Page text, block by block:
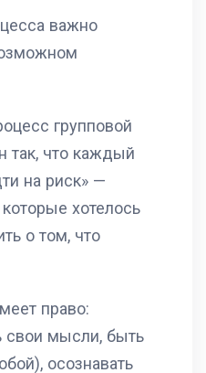
важно
групповой
так, что каждый
на риск» —
хотелось
о том, что
право:
свои мысли, быть
осознавать